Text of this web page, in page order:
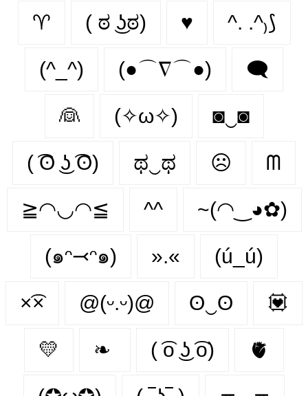
♈︎ ( ಠ ͜ʖಠ) ♥️ ^. .^₎⟆
(^_^) (●⌒∇⌒●) 🗨
👰‍ (✧ω✧) ◙‿◙
( ͡ʘ ͜ʖ ͡ʘ) ಥ‿ಥ ☹️ ᗰ
≧◠◡◠≦ ^^ ~(◠‿◕✿)
(๑ᵔ⤙ᵔ๑) ».« (ú_ú)
×͡× @(ᵕ.ᵕ)@ ʘ‿ʘ 💟
💛 ❧ ( ͡o ͜ʖ ͡o) 🫀